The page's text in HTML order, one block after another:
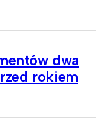
dwa
rokiem